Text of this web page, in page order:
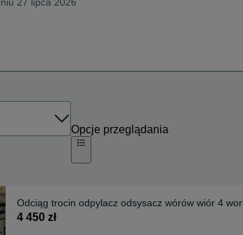
Opcje przeglądania
Odciąg trocin odpylacz odsysacz wórów wiór 4
4 450 zł